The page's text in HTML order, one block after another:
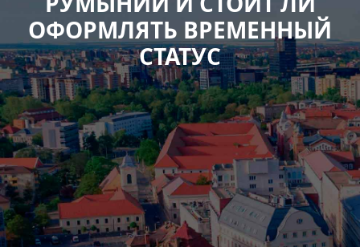
ОФОРМЛЯТЬ ВРЕМЕННЫЙ
СТАТУС